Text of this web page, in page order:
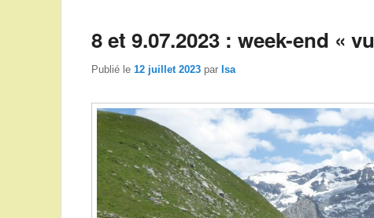
8 et 9.07.2023 : week-end «
Publié le 12 juillet 2023 par Isa